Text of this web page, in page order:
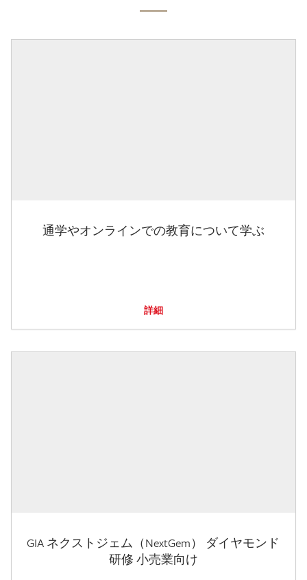
通学やオンラインでの教育について学ぶ
詳細
GIA ネクストジェム（NextGem） ダイヤモンド
研修 小売業向け